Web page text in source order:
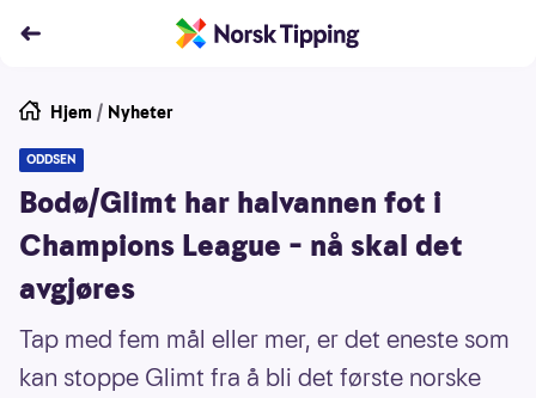
Hjem / Nyheter
ODDSEN
Bodø/Glimt har halvannen fot i
Champions League – nå skal det
avgjøres
Tap med fem mål eller mer, er det eneste som
kan stoppe Glimt fra å bli det første norske